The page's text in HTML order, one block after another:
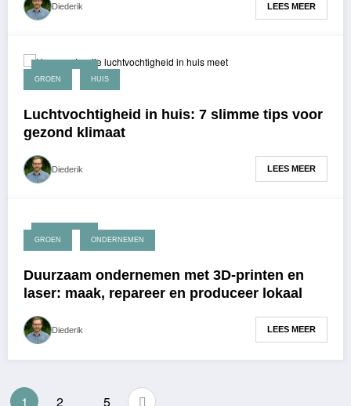
Diederik LEES MEER
GROEN HUIS
Luchtvochtigheid in huis: 7 slimme tips voor
gezond klimaat
Diederik LEES MEER
april 3, 2026
GROEN ONDERNEMEN
Duurzaam ondernemen met 3D-printen en
laser: maak, repareer en produceer lokaal
Diederik LEES MEER
Berichten
1 2 5